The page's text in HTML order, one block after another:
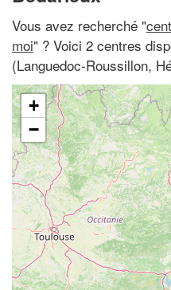
Vous avez recherché "
moi" ? Voici 2 centres
(Languedoc-Roussillon,
+
−